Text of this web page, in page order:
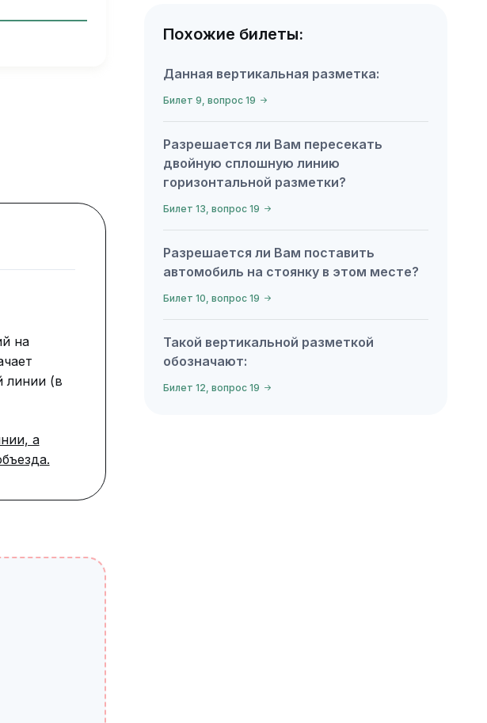
на
линии (в
а
Похожие билеты:
Данная вертикальная разметка:
Билет 9, вопрос 19
Разрешается ли Вам пересекать
двойную сплошную линию
горизонтальной разметки?
Билет 13, вопрос 19
Разрешается ли Вам поставить
автомобиль на стоянку в этом месте?
Билет 10, вопрос 19
Такой вертикальной разметкой
обозначают:
Билет 12, вопрос 19